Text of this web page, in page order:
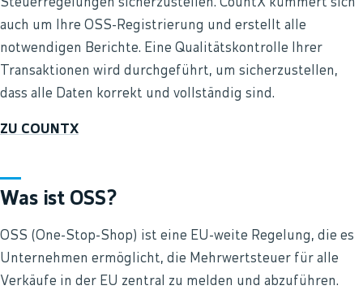
Steuerregelungen sicherzustellen. CountX kümmert sich
auch um Ihre OSS-Registrierung und erstellt alle
notwendigen Berichte. Eine Qualitätskontrolle Ihrer
Transaktionen wird durchgeführt, um sicherzustellen,
dass alle Daten korrekt und vollständig sind.
ZU COUNTX
Was ist OSS?
OSS (One-Stop-Shop) ist eine EU-weite Regelung, die es
Unternehmen ermöglicht, die Mehrwertsteuer für alle
Verkäufe in der EU zentral zu melden und abzuführen.